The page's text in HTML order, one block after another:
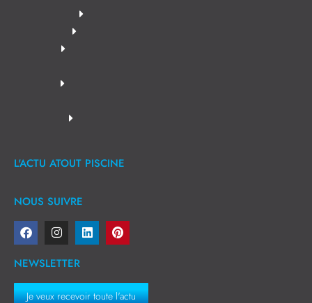
L'ACTU ATOUT PISCINE
NOUS SUIVRE
NEWSLETTER
Je veux recevoir toute l'actu